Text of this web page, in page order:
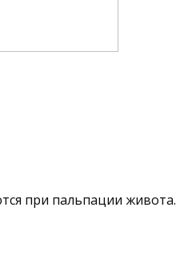
при пальпации живота.